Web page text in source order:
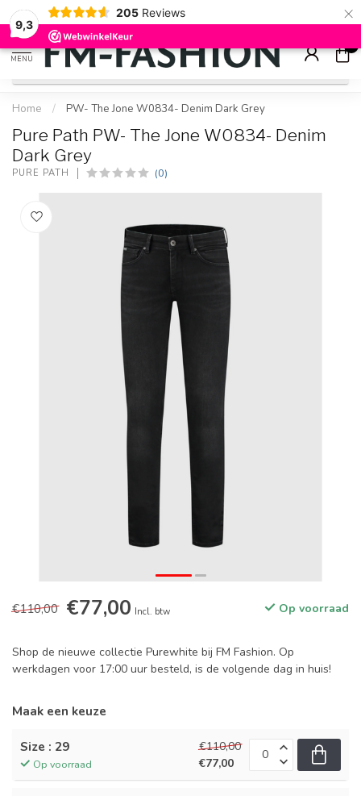
9,3
205 Reviews ×
Check onzesale artikelenvoor flinke kortingen
MENU
0
Home / PW- The Jone W0834- Denim Dark Grey
Pure Path PW- The Jone W0834- Denim
Dark Grey
PURE PATH (0)
€110,00 €77,00 Incl. btw Op voorraad
Shop de nieuwe collectie Purewhite bij FM Fashion. Op
werkdagen voor 17:00 uur besteld, is de volgende dag in huis!
Maak een keuze
Size : 29
Op voorraad
€110,00
€77,00